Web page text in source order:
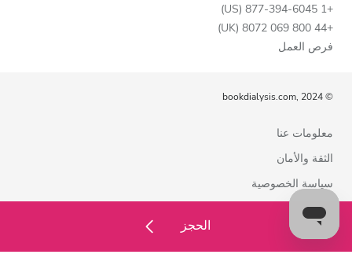
الحجز
+1 877-394-6045 (US)
+44 800 069 8072 (UK)
فرص العمل
© bookdialysis.com, 2024
معلومات عنا
الثقة والأمان
سياسة الخصوصية
شروط الاستخدام
سياسة ملفات تعريف الارتباط